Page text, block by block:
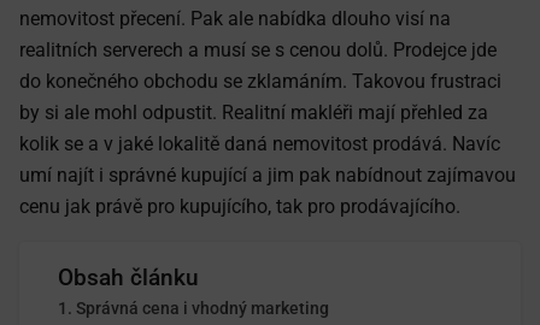
nemovitost přecení. Pak ale nabídka dlouho visí na
realitních serverech a musí se s cenou dolů. Prodejce jde
do konečného obchodu se zklamáním. Takovou frustraci
by si ale mohl odpustit. Realitní makléři mají přehled za
kolik se a v jaké lokalitě daná nemovitost prodává. Navíc
umí najít i správné kupující a jim pak nabídnout zajímavou
cenu jak právě pro kupujícího, tak pro prodávajícího.
Obsah článku
Správná cena i vhodný marketing